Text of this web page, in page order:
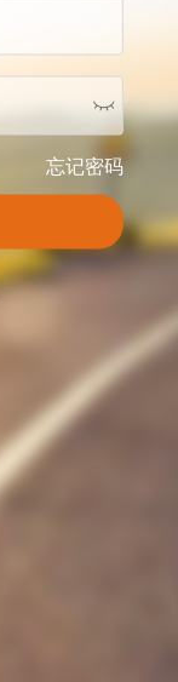
忘记密码